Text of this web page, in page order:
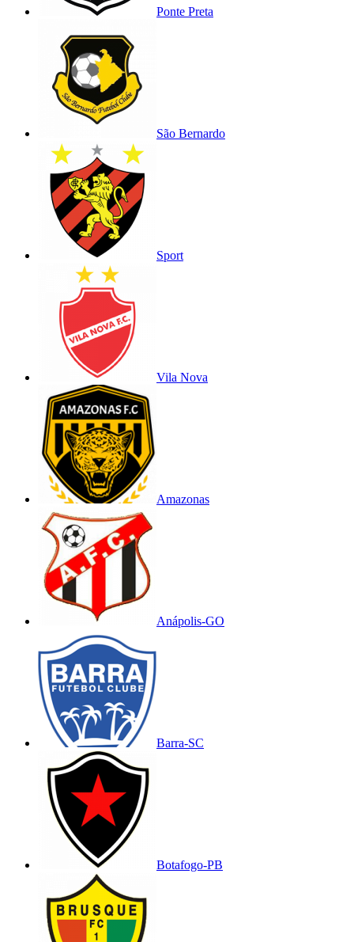
Ponte Preta
São Bernardo
Sport
Vila Nova
Amazonas
Anápolis-GO
Barra-SC
Botafogo-PB